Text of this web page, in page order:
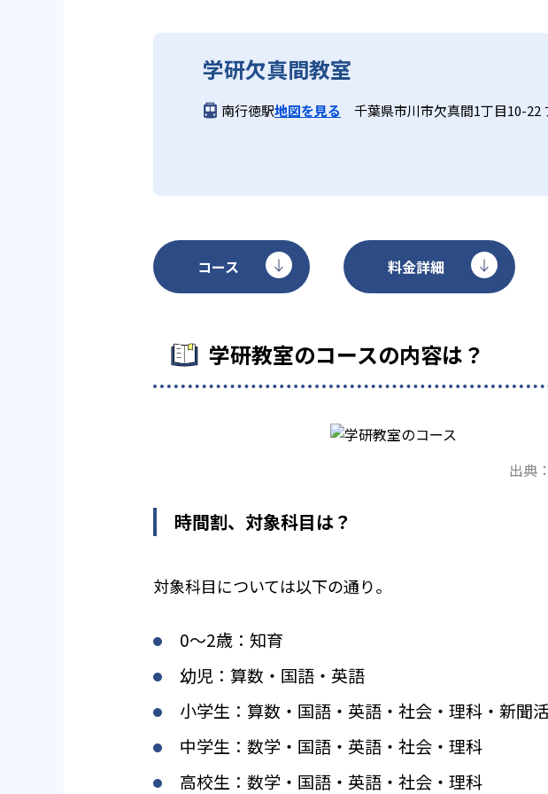
学研教室のデメリットとしては、基礎をより重視して
学研欠真間教室
南行徳駅地図を見る 千葉県市川市欠真間1丁目10-22
コース 料金詳細
学研教室のコースの内容は？
出典
時間割、対象科目は？
対象科目については以下の通り。
0〜2歳：知育
幼児：算数・国語・英語
小学生：算数・国語・英語・社会・理科・新聞
中学生：数学・国語・英語・社会・理科
高校生：数学・国語・英語・社会・理科